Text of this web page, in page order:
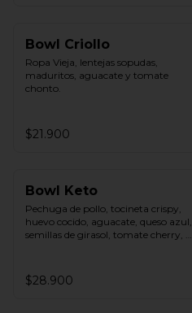
Bowl Criollo
Ropa Vieja, lentejas sopudas,
maduritos, aguacate y tomate
chonto.
$21.900
Bowl Keto
Pechuga de pollo, tocineta crispy,
huevo cocido, aguacate, queso azul,
semillas de girasol, tomate cherry,
$28.900